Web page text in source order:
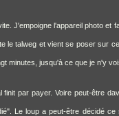
J'empoigne l'appareil photo
le talweg et vient se poser sur
minutes, jusqu'à ce que je n'y
par payer. Voire peut-être
Le loup a peut-être décidé